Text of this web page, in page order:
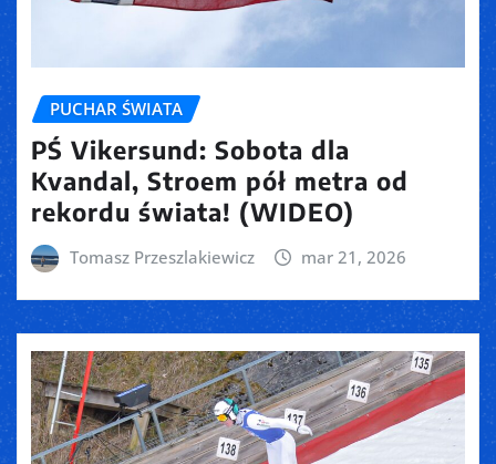
PUCHAR ŚWIATA
PŚ Vikersund: Sobota dla
Kvandal, Stroem pół metra od
rekordu świata! (WIDEO)
Tomasz Przeszlakiewicz mar 21, 2026